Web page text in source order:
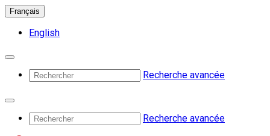
Français
English
Recherche avancée
Recherche avancée